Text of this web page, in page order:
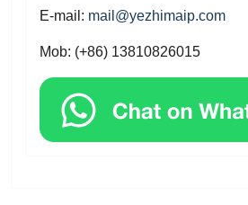
E-mail: mail@yezhimaip.com
Mob: (+86) 13810826015